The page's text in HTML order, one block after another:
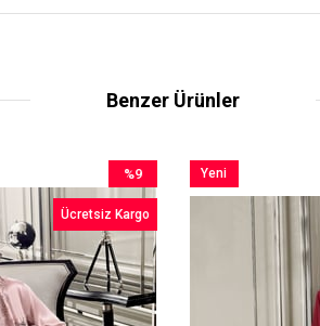
Benzer Ürünler
%9
İndirim
%9İndirim
Ücretsiz Kargo
Yeni
Ürün